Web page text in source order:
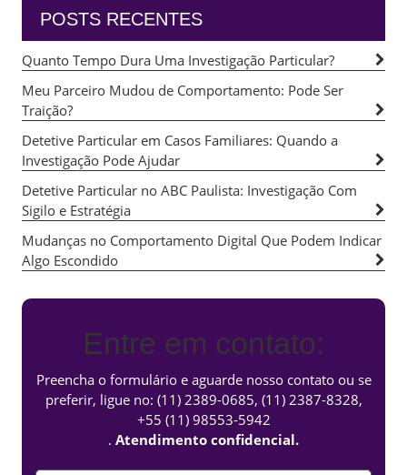
POSTS RECENTES
Quanto Tempo Dura Uma Investigação Particular?
Meu Parceiro Mudou de Comportamento: Pode Ser
Traição?
Detetive Particular em Casos Familiares: Quando a
Investigação Pode Ajudar
Detetive Particular no ABC Paulista: Investigação Com
Sigilo e Estratégia
Mudanças no Comportamento Digital Que Podem Indicar
Algo Escondido
Entre em contato:
Preencha o formulário e aguarde nosso contato ou se
preferir, ligue no: (11) 2389-0685, (11) 2387-8328,
+55 (11) 98553-5942
. Atendimento confidencial.